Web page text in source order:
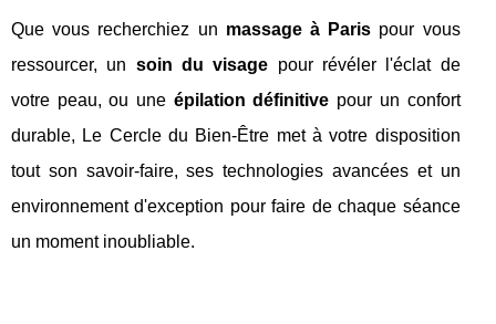
Que vous recherchiez un massage à Paris pour vous
ressourcer, un soin du visage pour révéler l'éclat de
votre peau, ou une épilation définitive pour un confort
durable, Le Cercle du Bien-Être met à votre disposition
tout son savoir-faire, ses technologies avancées et un
environnement d'exception pour faire de chaque séance
un moment inoubliable.